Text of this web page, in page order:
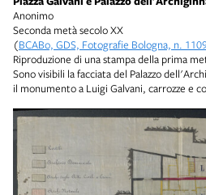
Anonimo
Seconda metà secolo XX
(BCABo, GDS, Fotografie Bologna, n.
Riproduzione di una stampa della prima
Sono visibili la facciata del Palazzo
il monumento a Luigi Galvani, carrozze e